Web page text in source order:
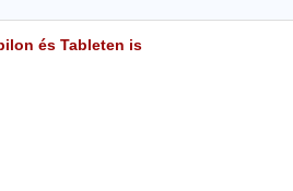
és Tableten is